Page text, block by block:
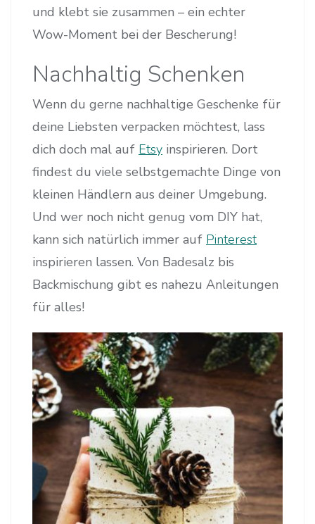
und klebt sie zusammen – ein echter
Wow-Moment bei der Bescherung!
Nachhaltig Schenken
Wenn du gerne nachhaltige Geschenke für
deine Liebsten verpacken möchtest, lass
dich doch mal auf Etsy inspirieren. Dort
findest du viele selbstgemachte Dinge von
kleinen Händlern aus deiner Umgebung.
Und wer noch nicht genug vom DIY hat,
kann sich natürlich immer auf Pinterest
inspirieren lassen. Von Badesalz bis
Backmischung gibt es nahezu Anleitungen
für alles!